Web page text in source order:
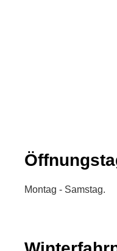
Montag - Samstag.